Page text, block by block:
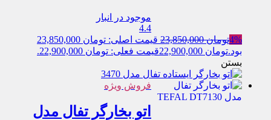
موجود در انبار
4.4
4%تومان23,850,000
قیمت اصلی: تومان 23,850,000
بود.تومان
قیمت فعلی: تومان 22,900,000.
بستن
فروش ویژه
اتو بخارگر تفال مدل